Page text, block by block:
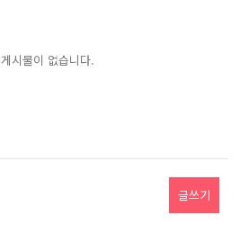
게시물이 없습니다.
글쓰기